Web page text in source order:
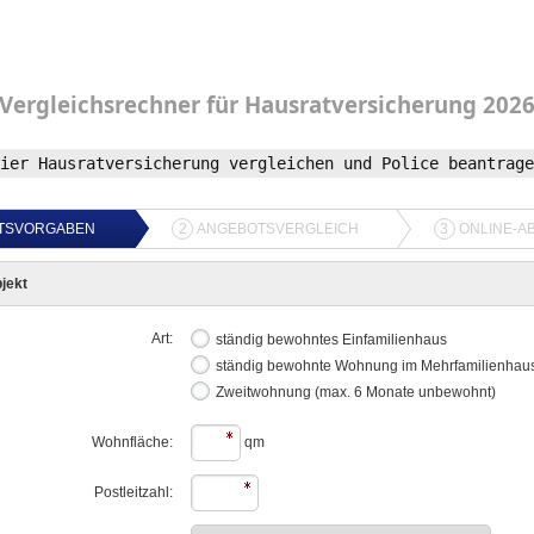
Vergleichsrechner für Hausratversicherung 2026
Hausratversicherung vergleichen und Police